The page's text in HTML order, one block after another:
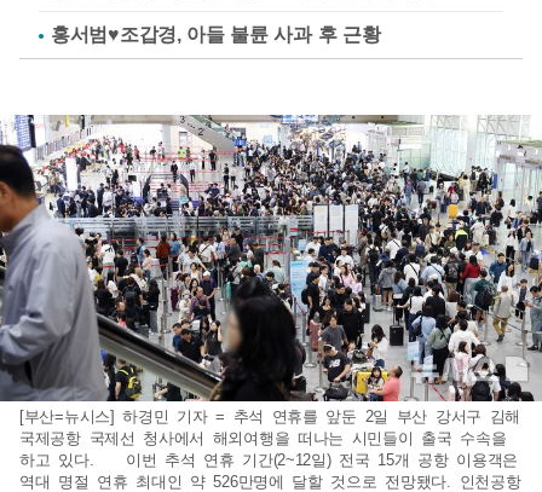
홍서범♥조갑경, 아들 불륜 사과 후 근황
[부산=뉴시스] 하경민 기자 = 추석 연휴를 앞둔 2일 부산 강서구 김해
국제공항 국제선 청사에서 해외여행을 떠나는 시민들이 출국 수속을
하고 있다. 이번 추석 연휴 기간(2~12일) 전국 15개 공항 이용객은
역대 명절 연휴 최대인 약 526만명에 달할 것으로 전망됐다. 인천공항